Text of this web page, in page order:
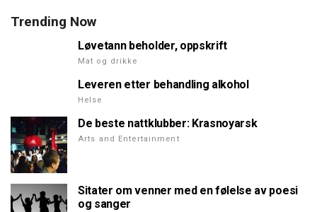
Trending Now
Løvetann beholder, oppskrift
Mat og drikke
Leveren etter behandling alkohol
Helse
De beste nattklubber: Krasnoyarsk
Arts and Entertainment
Sitater om venner med en følelse av poesi
og sanger